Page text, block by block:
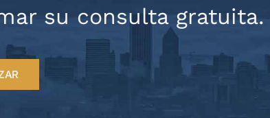
su consulta gratuita.